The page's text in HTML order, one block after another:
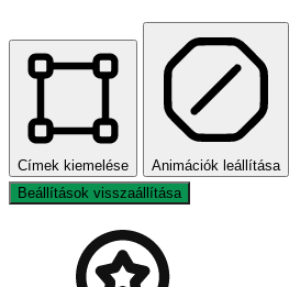
Címek kiemelése Animációk leállítása
Beállítások visszaállítása